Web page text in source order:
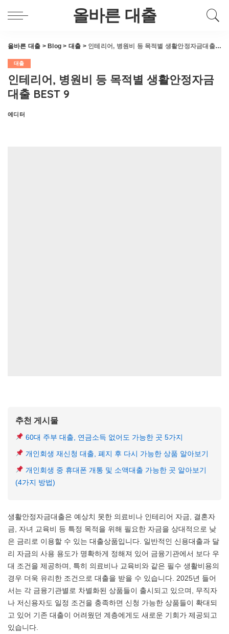
올바른 대출
올바른 대출 > Blog > 대출 > 인테리어, 병원비 등 목적별 생활안정자금대출 BEST 9
대출
인테리어, 병원비 등 목적별 생활안정자금
대출 BEST 9
Posted
에디터
추천 게시물
60대 주부 대출, 연금소득 없어도 가능한 곳 5가지
개인회생 재신청 대출, 폐지 후 다시 가능한 상품 알아보기
개인회생 중 휴대폰 개통 및 소액대출 가능한 곳 알아보기
(4가지 방법)
생활안정자금대출은 예상치 못한 의료비나 인테리어 자금, 결혼자
금, 자녀 교육비 등 특정 목적을 위해 필요한 자금을 상대적으로 낮
은 금리로 이용할 수 있는 대출상품입니다. 일반적인 신용대출과 달
리 자금의 사용 용도가 명확하게 정해져 있어 금융기관에서 보다 우
대 조건을 제공하며, 특히 의료비나 교육비와 같은 필수 생활비용의
경우 더욱 유리한 조건으로 대출을 받을 수 있습니다. 2025년 들어
서는 각 금융기관별로 차별화된 상품들이 출시되고 있으며, 무직자
나 저신용자도 일정 조건을 충족하면 신청 가능한 상품들이 확대되
고 있어 기존 대출이 어려웠던 계층에게도 새로운 기회가 제공되고
있습니다.